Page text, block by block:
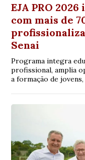
EJA PRO
com mais de
Senai
Programa integra
profissional, amplia
a formação de